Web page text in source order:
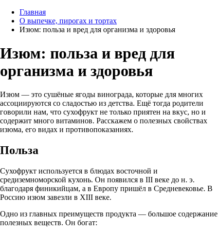
Главная
О выпечке, пирогах и тортах
Изюм: польза и вред для организма и здоровья
Изюм: польза и вред для
организма и здоровья
Изюм — это сушёные ягоды винограда, которые для многих
ассоциируются со сладостью из детства. Ещё тогда родители
говорили нам, что сухофрукт не только приятен на вкус, но и
содержит много витаминов. Расскажем о полезных свойствах
изюма, его видах и противопоказаниях.
Польза
Сухофрукт используется в блюдах восточной и
средиземноморской кухонь. Он появился в III веке до н. э.
благодаря финикийцам, а в Европу пришёл в Средневековье. В
Россию изюм завезли в XIII веке.
Одно из главных преимуществ продукта — большое содержание
полезных веществ. Он богат: